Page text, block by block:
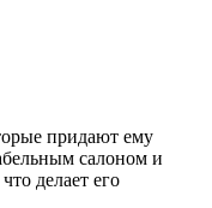
придают ему
салоном и
делает его